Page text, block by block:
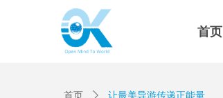
首页
首页 ꄲ 让最美导游传递正能量